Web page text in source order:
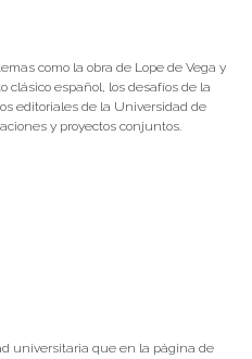
como la obra de Lope de Vega y
clásico español, los desafíos de la
editoriales de la Universidad de
y proyectos conjuntos.
universitaria que en la página de